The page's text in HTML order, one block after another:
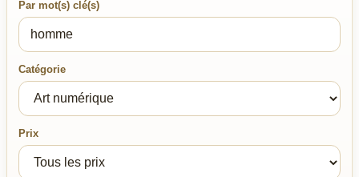
Par mot(s) clé(s)
Catégorie
Prix